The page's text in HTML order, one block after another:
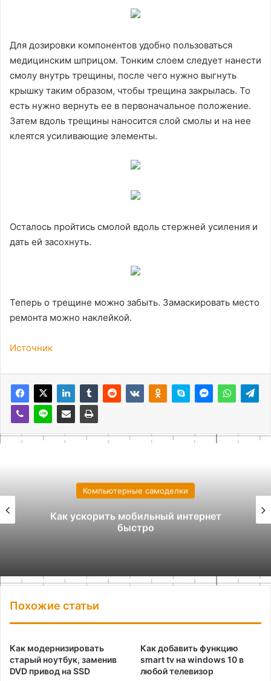
Для дозировки компонентов удобно пользоваться
медицинским шприцом. Тонким слоем следует нанести
смолу внутрь трещины, после чего нужно выгнуть
крышку таким образом, чтобы трещина закрылась. То
есть нужно вернуть ее в первоначальное положение.
Затем вдоль трещины наносится слой смолы и на нее
клеятся усиливающие элементы.
Осталось пройтись смолой вдоль стержней усиления и
дать ей засохнуть.
Теперь о трещине можно забыть. Замаскировать место
ремонта можно наклейкой.
Источник
Компьютерные самоделки
Как ускорить мобильный интернет
быстро
Похожие статьи
Как модернизировать
старый ноутбук, заменив
DVD привод на SSD
Как добавить функцию
smart tv на windows 10 в
любой телевизор